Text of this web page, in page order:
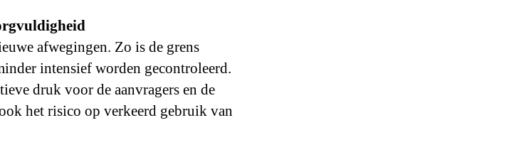
afwegingen. Zo is de grens
intensief worden gecontroleerd.
druk voor de aanvragers en de
het risico op verkeerd gebruik van